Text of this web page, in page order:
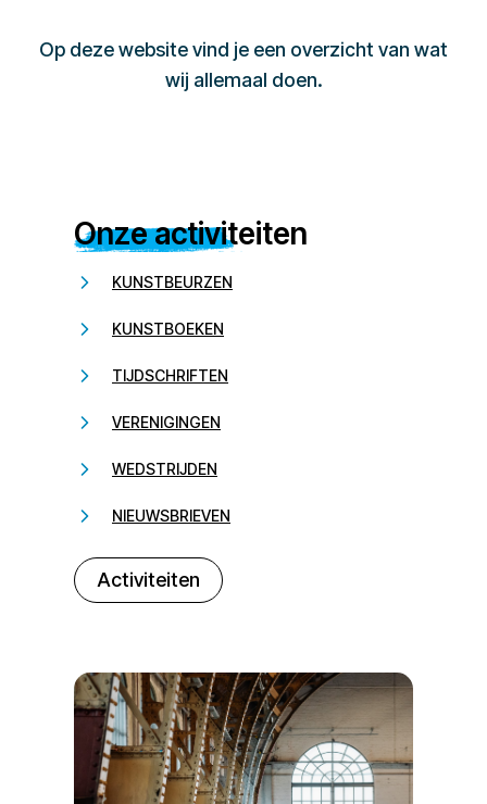
Op deze website vind je een overzicht van wat
wij allemaal doen.
Onze activiteiten
KUNSTBEURZEN
KUNSTBOEKEN
TIJDSCHRIFTEN
VERENIGINGEN
WEDSTRIJDEN
NIEUWSBRIEVEN
Activiteiten
232323